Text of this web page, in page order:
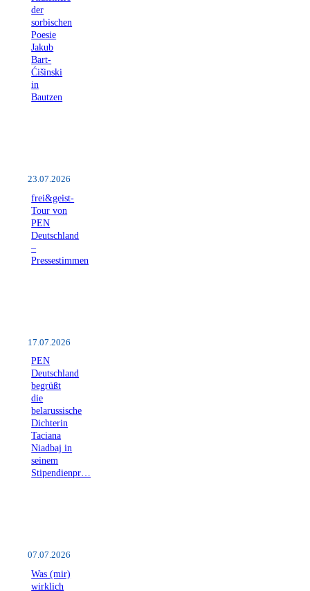
der
sorbischen
Poesie
Jakub
Bart-
Ćišinski
in
Bautzen
23.07.2026
frei&geist-
Tour von
PEN
Deutschland
–
Pressestimmen
17.07.2026
PEN
Deutschland
begrüßt
die
belarussische
Dichterin
Taciana
Niadbaj in
seinem
Stipendienpr…
07.07.2026
Was (mir)
wirklich